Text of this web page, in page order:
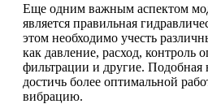
Еще одним важным аспектом
является правильная
этом необходимо учесть
как давление, расход, контроль
фильтрации и другие. Подобная
достичь более оптимальной
вибрацию.